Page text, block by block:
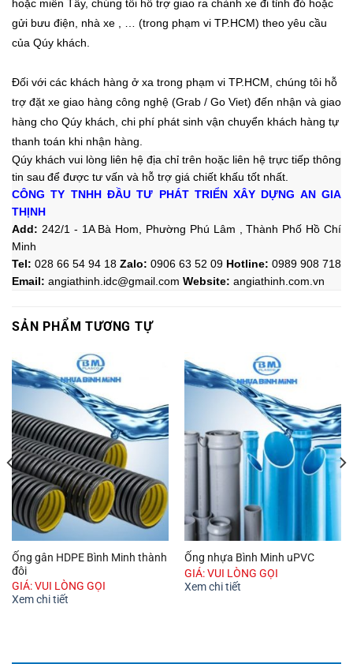
hoặc miền Tây, chúng tôi hỗ trợ giao ra chành xe đi tỉnh đó hoặc
gửi bưu điện, nhà xe , … (trong phạm vi TP.HCM) theo yêu cầu
của Qúy khách.
Đối với các khách hàng ở xa trong phạm vi TP.HCM, chúng tôi hỗ
trợ đặt xe giao hàng công nghệ (Grab / Go Viet) đến nhận và giao
hàng cho Qúy khách, chi phí phát sinh vận chuyển khách hàng tự
thanh toán khi nhận hàng.
Qúy khách vui lòng liên hệ địa chỉ trên hoặc liên hệ trực tiếp thông
tin sau để được tư vấn và hỗ trợ giá chiết khấu tốt nhất.
CÔNG TY TNHH ĐẦU TƯ PHÁT TRIỂN XÂY DỰNG AN GIA
THỊNH
Add: 242/1 - 1A Bà Hom, Phường Phú Lâm , Thành Phố Hồ Chí
Minh
Tel: 028 66 54 94 18 Zalo: 0906 63 52 09 Hotline: 0989 908 718
Email: angiathinh.idc@gmail.com Website: angiathinh. com.vn
SẢN PHẨM TƯƠNG TỰ
Ống gân HDPE Bình Minh thành
đôi
GIÁ: VUI LÒNG GỌI
Xem chi tiết
Ống nhựa Bình Minh uPVC
GIÁ: VUI LÒNG GỌI
Xem chi tiết